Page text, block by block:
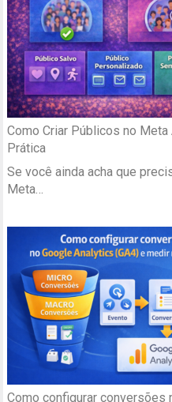
Como Criar Públicos no
Prática
Se você ainda acha que
Meta…
Como configurar conversões